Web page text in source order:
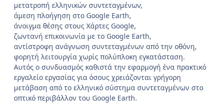
μετατροπή ελληνικών συντεταγμένων,
άμεση πλοήγηση στο Google Earth,
άνοιγμα θέσης στους Χάρτες Google,
ζωντανή επικοινωνία με το Google Earth,
αντίστροφη ανάγνωση συντεταγμένων από την οθόνη,
φορητή λειτουργία χωρίς πολύπλοκη εγκατάσταση.
Αυτός ο συνδυασμός καθιστά την εφαρμογή ένα πρακτικό
εργαλείο εργασίας για όσους χρειάζονται γρήγορη
μετάβαση από το ελληνικό σύστημα συντεταγμένων στο
οπτικό περιβάλλον του Google Earth.